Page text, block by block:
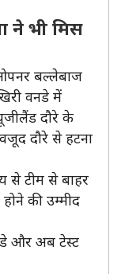
ने भी मिस
बल्लेबाज
वनडे में
दौरे के
दौरे से हटना
से टीम से बाहर
की उम्मीद
और अब टेस्ट